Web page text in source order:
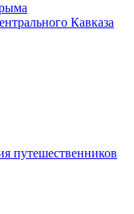
Кавказа
путешественников